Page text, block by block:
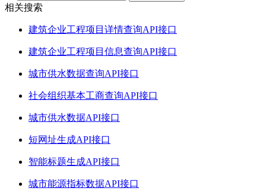
相关搜索
建筑企业工程项目详情查询API接口
建筑企业工程项目信息查询API接口
城市供水数据查询API接口
社会组织基本工商查询API接口
城市供水数据API接口
短网址生成API接口
智能标题生成API接口
城市能源指标数据API接口